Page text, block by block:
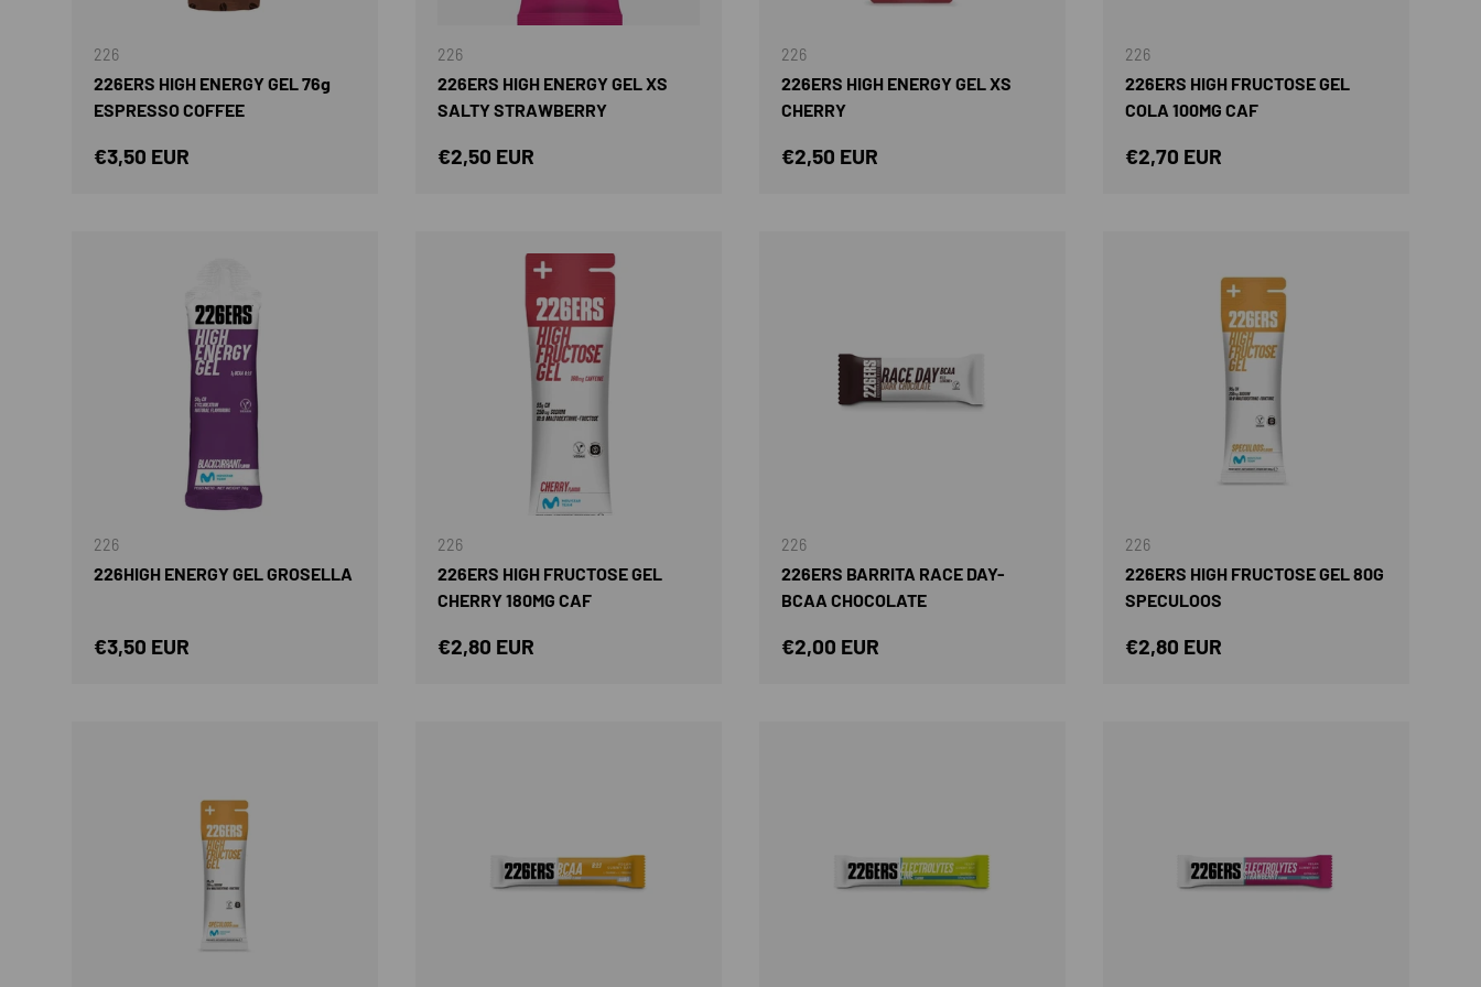
226
226ERS HIGH ENERGY GEL 76g
ESPRESSO COFFEE
Precio normal
€3,50 EUR
226
226ERS HIGH ENERGY GEL XS
SALTY STRAWBERRY
Precio normal
€2,50 EUR
226
226ERS HIGH ENERGY GEL XS
CHERRY
Precio normal
€2,50 EUR
226
226ERS HIGH FRUCTOSE GEL
COLA 100MG CAF
Precio normal
€2,70 EUR
226
226HIGH ENERGY GEL GROSELLA
Precio normal
€3,50 EUR
226
226ERS HIGH FRUCTOSE GEL
CHERRY 180MG CAF
Precio normal
€2,80 EUR
226
226ERS BARRITA RACE DAY-
BCAA CHOCOLATE
Precio normal
€2,00 EUR
226
226ERS HIGH FRUCTOSE GEL 80G
SPECULOOS
Precio normal
€2,80 EUR